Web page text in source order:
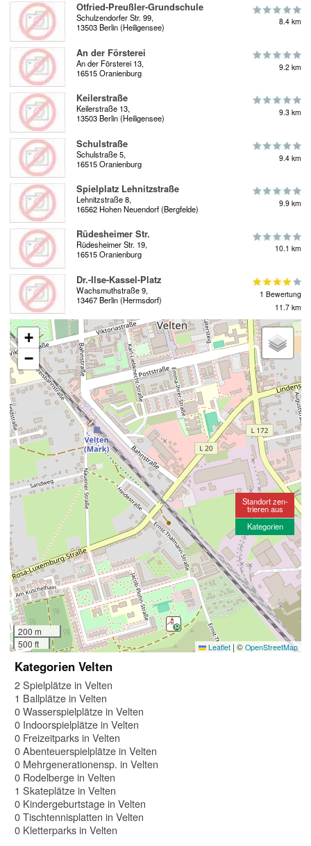
Otfried-Preußler-Grundschule
Schulzendorfer Str. 99,
13503 Berlin (Heiligensee)
8.4 km
An der Försterei
An der Försterei 13,
16515 Oranienburg
9.2 km
Keilerstraße
Keilerstraße 13,
13503 Berlin (Heiligensee)
9.3 km
Schulstraße
Schulstraße 5,
16515 Oranienburg
9.4 km
Spielplatz Lehnitzstraße
Lehnitzstraße 8,
16562 Hohen Neuendorf (Bergfelde)
9.9 km
Rüdesheimer Str.
Rüdesheimer Str. 19,
16515 Oranienburg
10.1 km
Dr.-Ilse-Kassel-Platz
Wachsmuthstraße 9,
13467 Berlin (Hermsdorf)
1 Bewertung
11.7 km
+
−
200 m
500 ft
Leaflet | © OpenStreetMap
Standort zen-
trieren aus
Kategorien
Kategorien Velten
2 Spielplätze in Velten
1 Ballplätze in Velten
0 Wasserspielplätze in Velten
0 Indoorspielplätze in Velten
0 Freizeitparks in Velten
0 Abenteuerspielplätze in Velten
0 Mehrgenerationensp. in Velten
0 Rodelberge in Velten
1 Skateplätze in Velten
0 Kindergeburtstage in Velten
0 Tischtennisplatten in Velten
0 Kletterparks in Velten